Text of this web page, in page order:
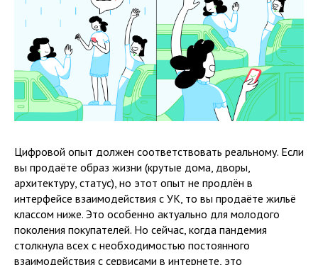
Цифровой опыт должен соответствовать реальному. Если
вы продаёте образ жизни (крутые дома, дворы,
архитектуру, статус), но этот опыт не продлён в
интерфейсе взаимодействия с УК, то вы продаёте жильё
классом ниже. Это особенно актуально для молодого
поколения покупателей. Но сейчас, когда пандемия
столкнула всех с необходимостью постоянного
взаимодействия с сервисами в интернете, это